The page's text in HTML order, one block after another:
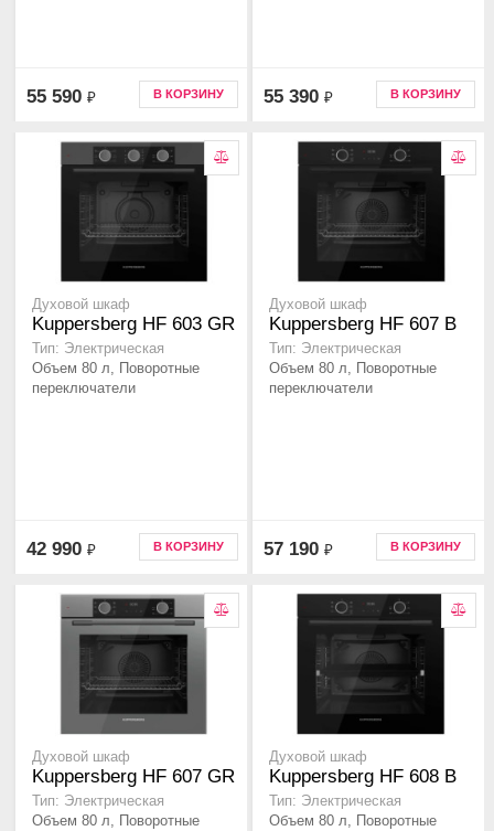
55 590 ₽ В КОРЗИНУ 55 390 ₽ В КОРЗИНУ
Духовой шкаф
Kuppersberg HF 603 GR
Тип: Электрическая
Объем 80 л, Поворотные
переключатели
42 990 ₽ В КОРЗИНУ
Духовой шкаф
Kuppersberg HF 607 B
Тип: Электрическая
Объем 80 л, Поворотные
переключатели
57 190 ₽ В КОРЗИНУ
Духовой шкаф
Kuppersberg HF 607 GR
Тип: Электрическая
Объем 80 л, Поворотные
Духовой шкаф
Kuppersberg HF 608 B
Тип: Электрическая
Объем 80 л, Поворотные